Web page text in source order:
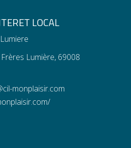
LOCAL
Lumière, 69008
monplaisir.com